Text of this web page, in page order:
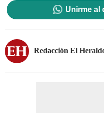
Unirme al
Redacción El